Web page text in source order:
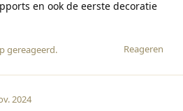
en ook de eerste decoratie
Reageren
gereageerd.
2024